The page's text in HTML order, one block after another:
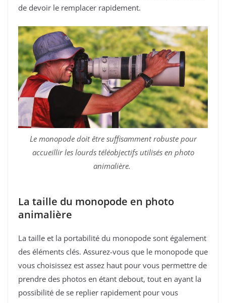
de devoir le remplacer rapidement.
Le monopode doit être suffisamment robuste pour
accueillir les lourds téléobjectifs utilisés en photo
animalière.
La taille du monopode en photo
animalière
La taille et la portabilité du monopode sont également
des éléments clés. Assurez-vous que le monopode que
vous choisissez est assez haut pour vous permettre de
prendre des photos en étant debout, tout en ayant la
possibilité de se replier rapidement pour vous